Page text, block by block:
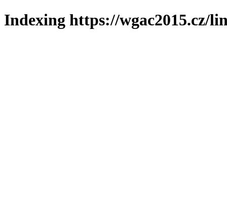
Indexing https://wgac2015.cz/